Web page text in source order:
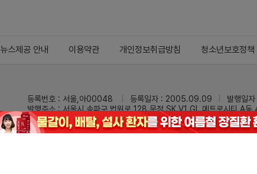
뉴스제공 안내 이용약관 개인정보취급방침 청소년보호정책
등록번호 : 서울,아00048 등록일자 : 2005.09.09 발행일
발행주소 : 서울시 송파구 법원로 128 문정 SK V1 GL 메트로시티 A동
전화 : 02-3473-0833
팩스 : 02-3434-0169 Mail :